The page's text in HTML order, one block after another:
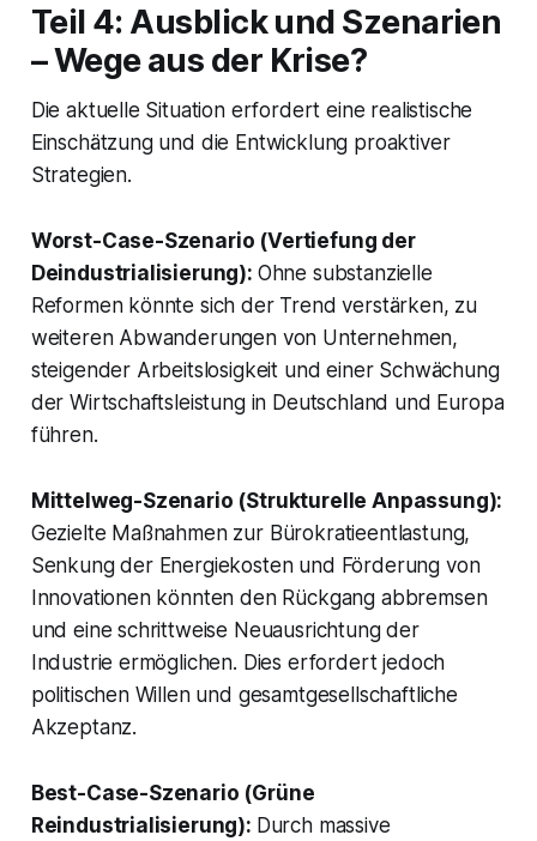
Teil 4: Ausblick und Szenarien
– Wege aus der Krise?
Die aktuelle Situation erfordert eine realistische
Einschätzung und die Entwicklung proaktiver
Strategien.
Worst-Case-Szenario (Vertiefung der
Deindustrialisierung): Ohne substanzielle
Reformen könnte sich der Trend verstärken, zu
weiteren Abwanderungen von Unternehmen,
steigender Arbeitslosigkeit und einer Schwächung
der Wirtschaftsleistung in Deutschland und Europa
führen.
Mittelweg-Szenario (Strukturelle Anpassung):
Gezielte Maßnahmen zur Bürokratieentlastung,
Senkung der Energiekosten und Förderung von
Innovationen könnten den Rückgang abbremsen
und eine schrittweise Neuausrichtung der
Industrie ermöglichen. Dies erfordert jedoch
politischen Willen und gesamtgesellschaftliche
Akzeptanz.
Best-Case-Szenario (Grüne
Reindustrialisierung): Durch massive